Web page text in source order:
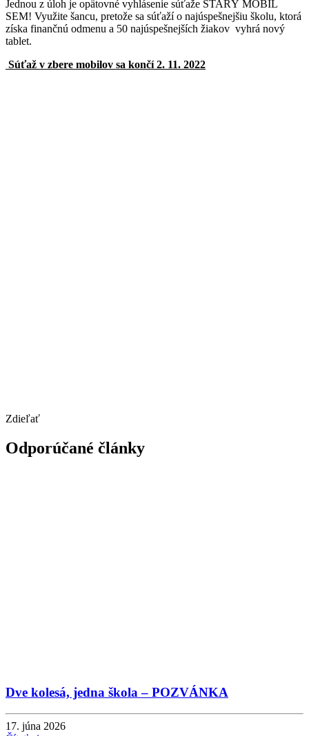
Jednou z úloh je opätovné vyhlásenie súťaže STARÝ MOBIL
SEM! Využite šancu, pretože sa súťaží o najúspešnejšiu školu, ktorá
získa finančnú odmenu a 50 najúspešnejších žiakov vyhrá nový
tablet.
Súťaž v zbere mobilov sa končí 2. 11. 2022
Zdieľať
Odporúčané články
Dve kolesá, jedna škola – POZVÁNKA
17. júna 2026